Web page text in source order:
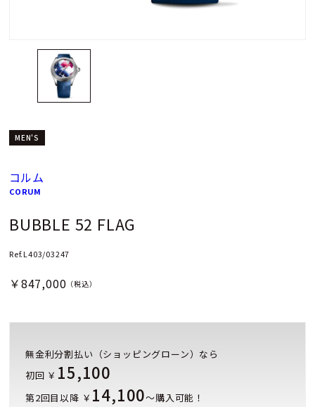
MEN'S
コルム
CORUM
BUBBLE 52 FLAG
Ref.L403/03247
￥847,000 （税込）
無金利分割払い（ショッピングローン）なら
初回 ￥ 15,100
第2回目以降 ￥ 14,100～購入可能！